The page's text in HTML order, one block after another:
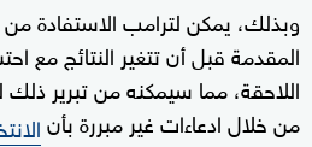
وبذلك، يمكن لترامب الاستفادة
المقدمة قبل أن تتغير النتائج مع
اللاحقة، مما سيمكنه من تبرير
من خلال ادعاءات غير مبررة بأن